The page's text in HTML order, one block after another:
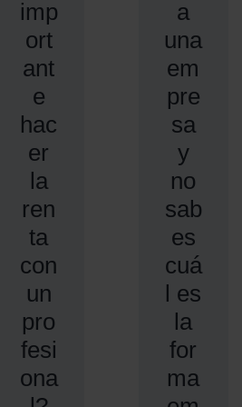
imp
ort
ant
e
hac
er
la
ren
ta
con
un
pro
fesi
ona
a
una
em
pre
sa
y
no
sab
es
cuá
l es
la
for
ma